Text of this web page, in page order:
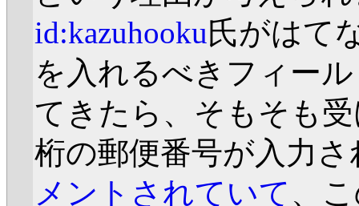
id:kazuhooku氏がはて
を入れるべきフィー
てきたら、そもそも
桁の郵便番号が入力
メントされていて 、